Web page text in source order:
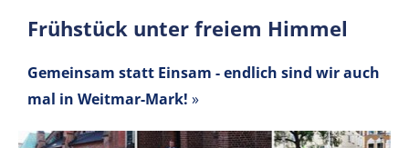
Frühstück unter freiem Himmel
Gemeinsam statt Einsam - endlich sind wir auch
mal in Weitmar-Mark! »